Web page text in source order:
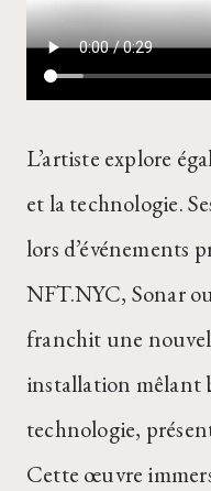
L’artiste explore
et la technologie.
lors d’événements
NFT.NYC, Sonar
franchit une
installation mêlant
technologie,
Cette œuvre